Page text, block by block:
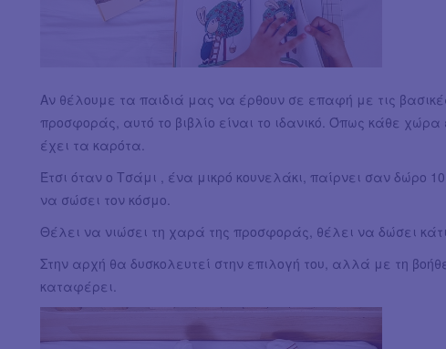
Αν θέλουμε τα παιδιά μας να έρθουν σε επαφή με τις βασικές
προσφοράς, αυτό το βιβλίο είναι το ιδανικό. Όπως κάθε
έχει τα καρότα.
Έτσι όταν ο Τσάμι , ένα μικρό κουνελάκι, παίρνει σαν δώρο
να σώσει τον κόσμο.
Θέλει να νιώσει τη χαρά της προσφοράς, θέλει να δώσει
Στην αρχή θα δυσκολευτεί στην επιλογή του, αλλά με τη
καταφέρει.